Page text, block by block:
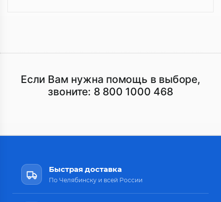
Если Вам нужна помощь в выборе,
звоните: 8 800 1000 468
Быстрая доставка
По Челябинску и всей России